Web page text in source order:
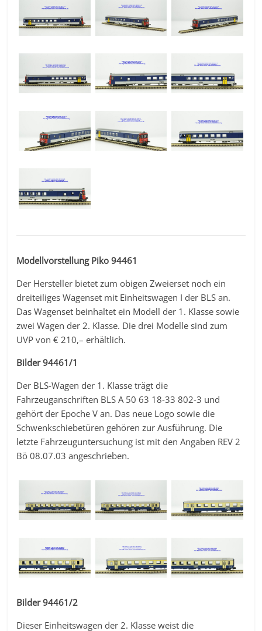
Modellvorstellung Piko 94461
Der Hersteller bietet zum obigen Zweierset noch ein
dreiteiliges Wagenset mit Einheitswagen I der BLS an.
Das Wagenset beinhaltet ein Modell der 1. Klasse sowie
zwei Wagen der 2. Klasse. Die drei Modelle sind zum
UVP von € 210,– erhältlich.
Bilder 94461/1
Der BLS-Wagen der 1. Klasse trägt die
Fahrzeuganschriften BLS A 50 63 18-33 802-3 und
gehört der Epoche V an. Das neue Logo sowie die
Schwenkschiebetüren gehören zur Ausführung. Die
letzte Fahrzeuguntersuchung ist mit den Angaben REV 2
Bö 08.07.03 angeschrieben.
Bilder 94461/2
Dieser Einheitswagen der 2. Klasse weist die